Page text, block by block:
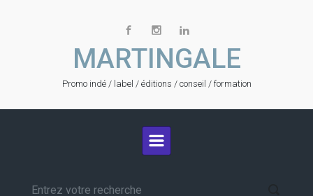
MARTINGALE
Promo indé / label / éditions / conseil / formation